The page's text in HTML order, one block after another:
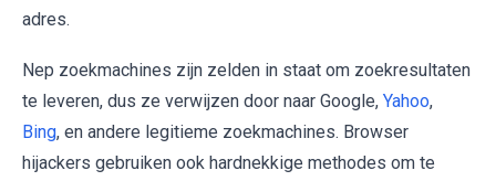
adres.
Nep zoekmachines zijn zelden in staat om zoekresultaten
te leveren, dus ze verwijzen door naar Google, Yahoo,
Bing, en andere legitieme zoekmachines. Browser
hijackers gebruiken ook hardnekkige methodes om te